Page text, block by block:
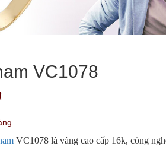
VC1078
VC1078 là vàng cao cấp 16k, công